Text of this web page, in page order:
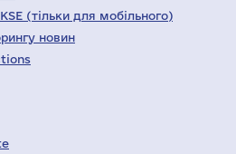
(тільки для мобільного)
новин